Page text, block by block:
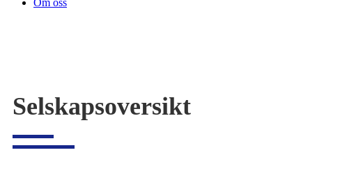
Selskapsoversikt